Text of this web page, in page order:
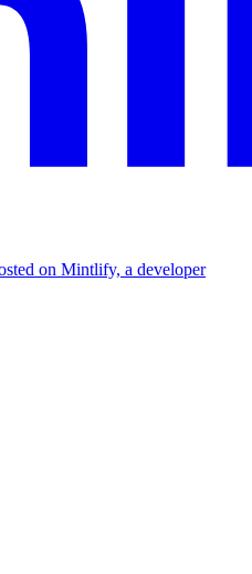
on Mintlify, a developer